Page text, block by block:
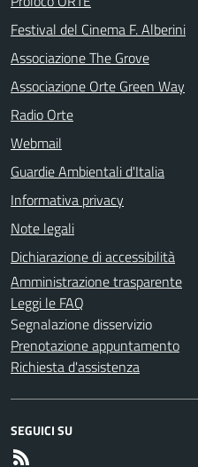
Festival del Cinema F. Alberini
Associazione The Grove
Associazione Orte Green Way
Radio Orte
Webmail
Guardie Ambientali d'Italia
Informativa privacy
Note legali
Dichiarazione di accessibilità
Amministrazione trasparente
Leggi le FAQ
Segnalazione disservizio
Prenotazione appuntamento
Richiesta d'assistenza
SEGUICI SU